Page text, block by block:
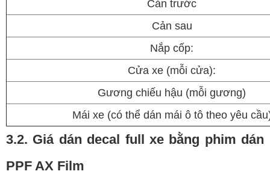
Cản trước
Cản sau
Nắp cốp:
Cửa xe (mỗi cửa):
Gương chiếu hậu (mỗi gương)
Mái xe (có thể dán mái ô tô theo yêu
3.2. Giá dán decal full xe bằng phim dán
PPF AX Film